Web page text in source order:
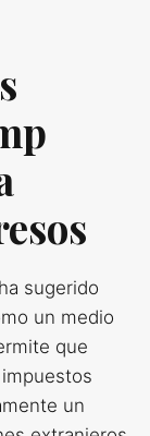
sugerido
un medio
que
un